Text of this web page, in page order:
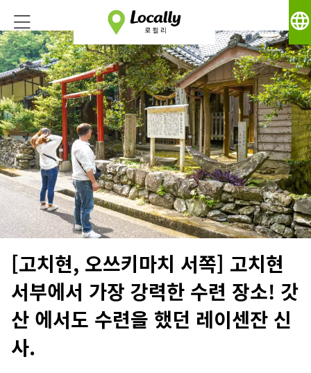
language
[고치현, 오쓰키마치 서쪽] 고치현
서부에서 가장 강력한 수련 장소! 갓
산 에서도 수련을 했던 레이센잔 신
사.